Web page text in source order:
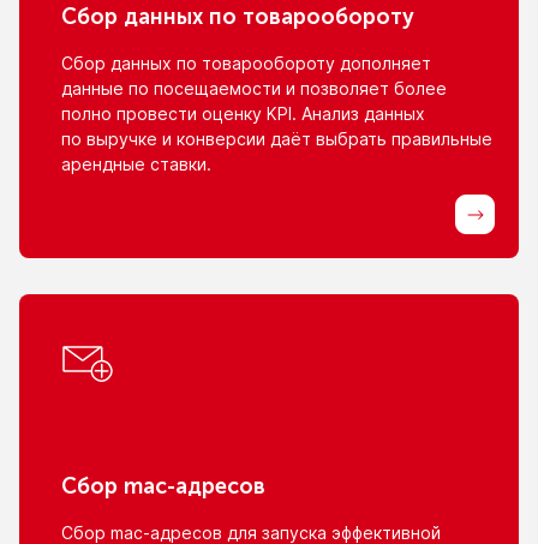
Сбор данных по товарообороту
Сбор данных по товарообороту дополняет
данные по посещаемости и позволяет более
полно провести оценку KPI. Анализ данных
по выручке и конверсии даёт выбрать правильные
арендные ставки.
Сбор mac-адресов
Сбор mac-адресов для запуска эффективной